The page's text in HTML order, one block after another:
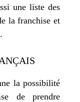
une liste des
la franchise et
la possibilité
de prendre